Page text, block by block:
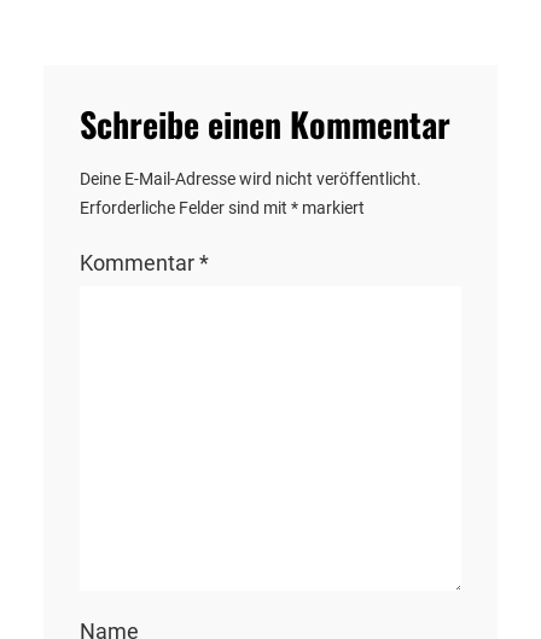
Schreibe einen Kommentar
Deine E-Mail-Adresse wird nicht veröffentlicht.
Erforderliche Felder sind mit * markiert
Kommentar*
Name